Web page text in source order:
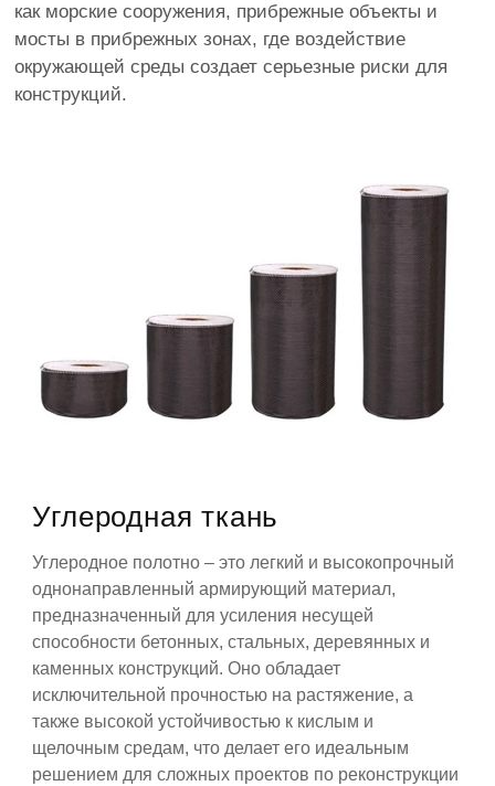
как морские сооружения, прибрежные объекты и
мосты в прибрежных зонах, где воздействие
окружающей среды создает серьезные риски для
конструкций.
Углеродная ткань
Углеродное полотно – это легкий и высокопрочный
однонаправленный армирующий материал,
предназначенный для усиления несущей
способности бетонных, стальных, деревянных и
каменных конструкций. Оно обладает
исключительной прочностью на растяжение, а
также высокой устойчивостью к кислым и
щелочным средам, что делает его идеальным
решением для сложных проектов по реконструкции